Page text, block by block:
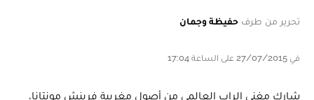
تحرير من طرف حفيظة وجمان
في 27/07/2015 على الساعة 17:04
شارك مغني الراب العالمي من أصول مغربية فرينش مونتانا،